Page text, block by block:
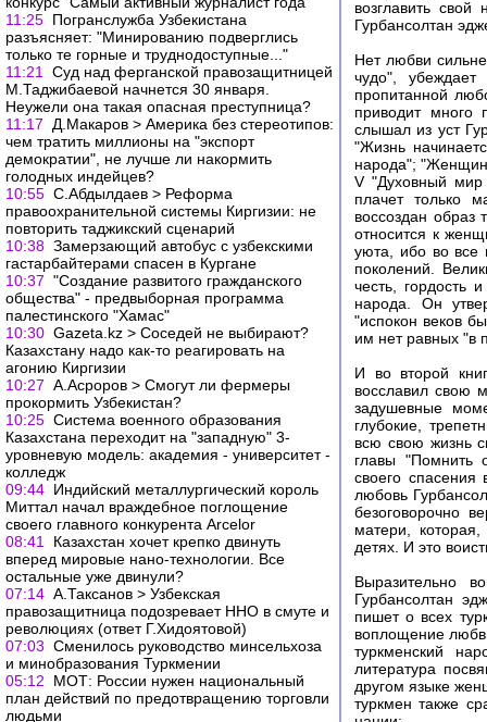
11:25 Погранслужба Узбекистана
разъясняет: "Минированию подверглись
только те горные и труднодоступные..."
11:21
Суд над ферганской правозащитницей
М.Таджибаевой начнется 30 января.
Неужели она такая опасная преступница?
11:17
Д.Макаров > Америка без стереотипов:
чем тратить миллионы на "экспорт
демократии", не лучше ли накормить
голодных индейцев?
10:55 С.Абдылдаев > Реформа
правоохранительной системы Киргизии: не
повторить таджикский сценарий
10:38 Замерзающий автобус с узбекскими
гастарбайтерами спасен в Кургане
10:37 "Создание развитого гражданского
общества" - предвыборная программа
палестинского "Хамас"
10:30 Gazeta.kz > Соседей не выбирают?
Казахстану надо как-то реагировать на
агонию Киргизии
10:27 А.Асроров > Смогут ли фермеры
прокормить Узбекистан?
10:25 Система военного образования
Казахстана переходит на "западную" 3-
уровневую модель: академия - университет -
колледж
09:44 Индийский металлургический король
Миттал начал враждебное поглощение
своего главного конкурента Arcelor
08:41
Казахстан хочет крепко двинуть
вперед мировые нано-технологии. Все
остальные уже двинули?
07:14 А.Таксанов > Узбекская
правозащитница подозревает ННО в смуте и
революциях (ответ Г.Хидоятовой)
07:03 Сменилось руководство минсельхоза
и минобразования Туркмении
05:12
МОТ: России нужен национальный
план действий по предотвращению торговли
людьми
возглавить
Гурбансолтан
Нет любви
чудо",
пропитанной
приводит много
слышал из уст
"Жизнь
народа";
V "Духовный
плачет только
воссоздан образ
относится к
уюта, ибо во все
поколений.
честь, гордость
народа. Он
"испокон веков
им нет равных "в
И во второй
восславил свою
задушевные
глубокие,
всю свою жизнь
главы "Помнить
своего спасения
любовь
безоговорочно
матери,
детях. И это
Выразительно
Гурбансолтан
пишет о всех
воплощение
туркменский
литература
другом языке
туркмен также